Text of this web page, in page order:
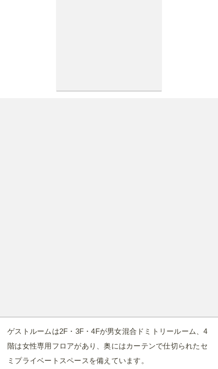
ゲストルームは2F・3F・4Fが男女混合ドミトリールーム、4
階は女性専用フロアがあり、奥にはカーテンで仕切られたセ
ミプライベートスペースを備えています。